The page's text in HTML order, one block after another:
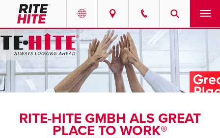
Select your location and language.
AMERICAS
English
PRODUKTE
SERVICE-LEISTUNGEN
LÖSUNGEN
ÜBER UNS
RITE-HITE GMBH ALS GREAT
PLACE TO WORK®